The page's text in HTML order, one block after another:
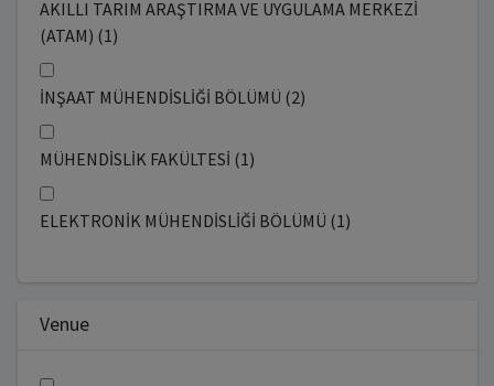
AKILLI TARIM ARAŞTIRMA VE UYGULAMA MERKEZİ
(ATAM) (1)
İNŞAAT MÜHENDİSLİĞİ BÖLÜMÜ (2)
MÜHENDİSLİK FAKÜLTESİ (1)
ELEKTRONİK MÜHENDİSLİĞİ BÖLÜMÜ (1)
Venue